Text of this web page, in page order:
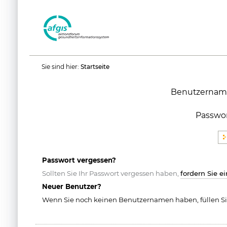
Benutzerspezifische
Sie sind hier: Startseite
Passwort vergessen?
Sollten Sie Ihr Passwort vergessen haben, fordern Sie
Neuer Benutzer?
Wenn Sie noch keinen Benutzernamen haben, füllen